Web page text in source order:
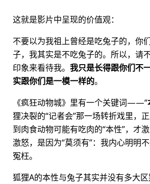
这就是影片中呈现的价值观：
不要以为我祖上曾经是吃兔子的，你
子，我其实是不吃兔子的。所以，请
印象来看待我。 我只是长得跟你们不
实跟你们是一模一样的。
《疯狂动物城》里有一个关键词——“
狸决裂的“记者会”那一场转折戏里，
到肉食动物可能有吃肉的“本性”，才
激怒，是因为“莫须有”：我内心明明
冤枉。
狐狸A的本性与兔子其实并没有多大